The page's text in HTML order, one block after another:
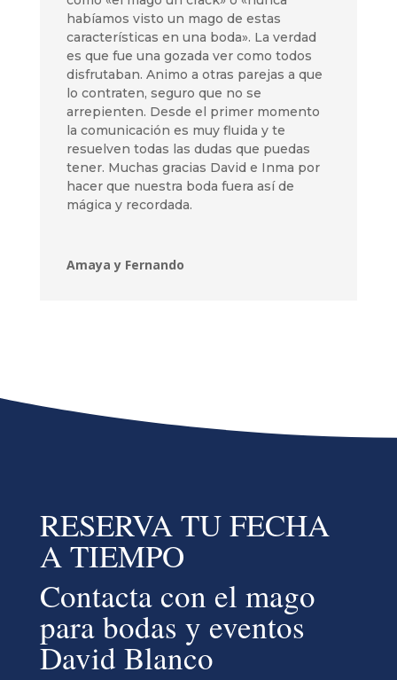
habíamos visto un mago de estas
características en una boda». La verdad
es que fue una gozada ver como todos
disfrutaban. Animo a otras parejas a que
lo contraten, seguro que no se
arrepienten. Desde el primer momento
la comunicación es muy fluida y te
resuelven todas las dudas que puedas
tener. Muchas gracias David e Inma por
hacer que nuestra boda fuera así de
mágica y recordada.
Amaya y Fernando
RESERVA TU FECHA
A TIEMPO
Contacta con el mago
para bodas y eventos
David Blanco